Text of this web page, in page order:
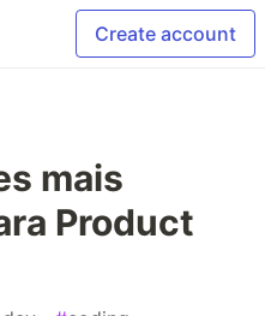
Create account
mais
Product